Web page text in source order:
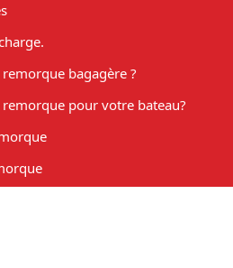
bagagère ?
pour votre bateau?